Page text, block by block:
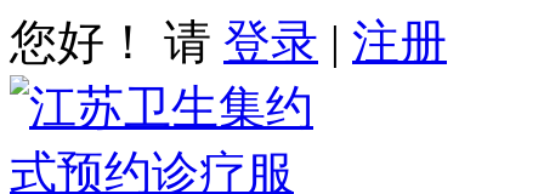
您好！ 请 登录 | 注册